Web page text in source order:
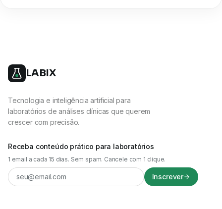
LABIX
Tecnologia e inteligência artificial para
laboratórios de análises clínicas que querem
crescer com precisão.
Receba conteúdo prático para laboratórios
1 email a cada 15 dias. Sem spam. Cancele com 1 clique.
Inscrever